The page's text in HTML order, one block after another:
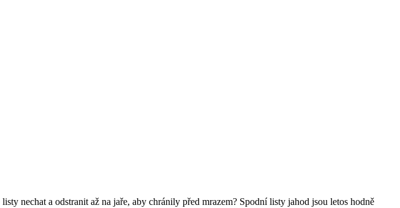
nechat a odstranit až na jaře, aby chránily před mrazem? Spodní listy jahod jsou letos hodně